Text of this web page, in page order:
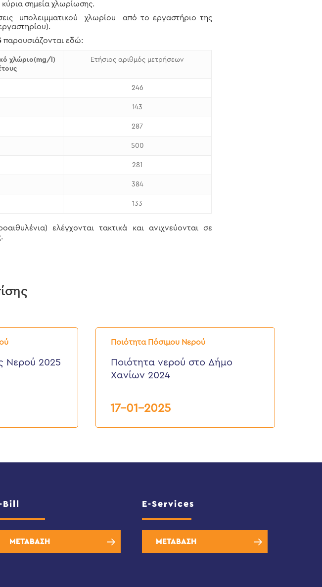
σημεία χλωρίωσης.
υπολειμματικού χλωρίου από το εργαστήριο της
παρουσιάζονται εδώ:
χλώριο(mg/l)
Ετήσιος αριθμός μετρήσεων
246
143
287
500
281
384
133
ελέγχονται τακτικά και ανιχνεύονται σε
Νερού 2025
Ποιότητα Πόσιμου Νερού
Ποιότητα
νερού
Δήμο
Χανίων
2024
Ποιότητα νερού στο Δήμο
Χανίων 2024
17-01-2025
Bill
ΜΕΤΑΒΑΣΗ
E-Services
ΜΕΤΑΒΑΣΗ